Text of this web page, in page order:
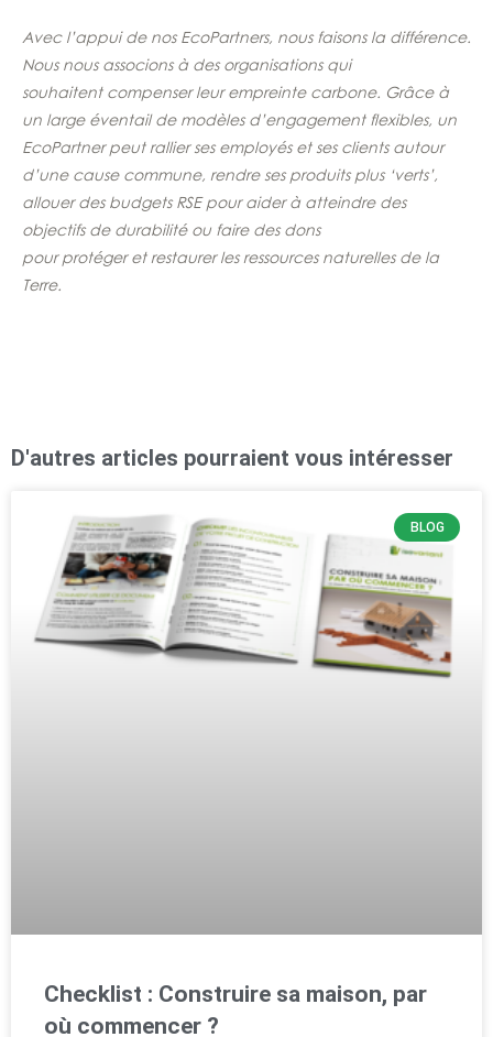
Avec l’appui de nos EcoPartners, nous faisons la différence.
Nous nous associons à des organisations qui
souhaitent compenser leur empreinte carbone. Grâce à
un large éventail de modèles d’engagement flexibles, un
EcoPartner peut rallier ses employés et ses clients autour
d’une cause commune, rendre ses produits plus ‘verts’,
allouer des budgets RSE pour aider à atteindre des
objectifs de durabilité ou faire des dons
pour protéger et restaurer les ressources naturelles de la
Terre.
D'autres articles pourraient vous intéresser
BLOG
Checklist : Construire sa maison, par
où commencer ?